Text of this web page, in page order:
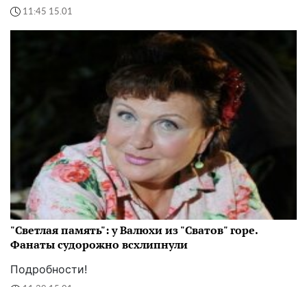
11:45 15.01
"Светлая память": у Валюхи из "Сватов" горе.
Фанаты судорожно всхлипнули
Подробности!